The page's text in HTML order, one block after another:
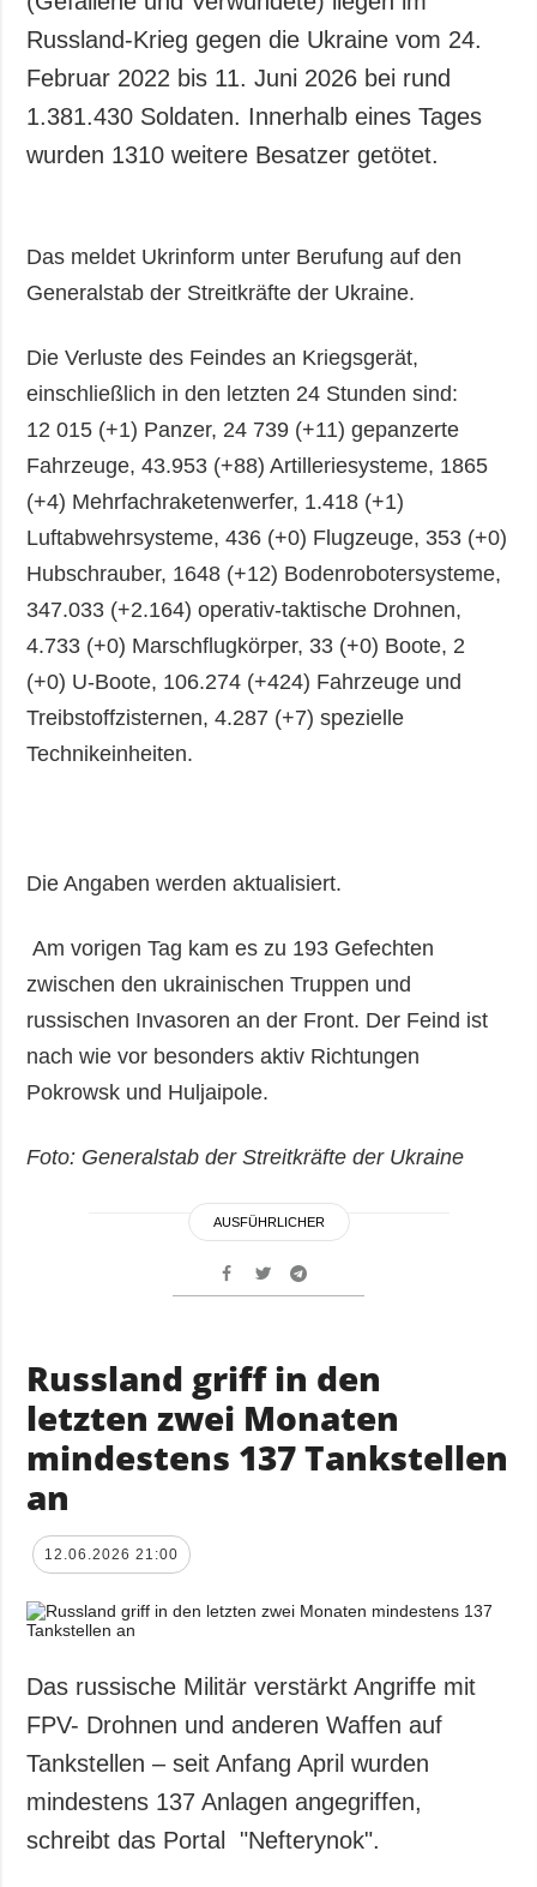
Russland-Krieg gegen die Ukraine vom 24.
Februar 2022 bis 11. Juni 2026 bei rund
1.381.430 Soldaten. Innerhalb eines Tages
wurden 1310 weitere Besatzer getötet.
Das meldet Ukrinform unter Berufung auf den
Generalstab der Streitkräfte der Ukraine.
Die Verluste des Feindes an Kriegsgerät,
einschließlich in den letzten 24 Stunden sind:
12 015 (+1) Panzer, 24 739 (+11) gepanzerte
Fahrzeuge, 43.953 (+88) Artilleriesysteme, 1865
(+4) Mehrfachraketenwerfer, 1.418 (+1)
Luftabwehrsysteme, 436 (+0) Flugzeuge, 353 (+0)
Hubschrauber, 1648 (+12) Bodenrobotersysteme,
347.033 (+2.164) operativ-taktische Drohnen,
4.733 (+0) Marschflugkörper, 33 (+0) Boote, 2
(+0) U-Boote, 106.274 (+424) Fahrzeuge und
Treibstoffzisternen, 4.287 (+7) spezielle
Technikeinheiten.
Die Angaben werden aktualisiert.
Am vorigen Tag kam es zu 193 Gefechten
zwischen den ukrainischen Truppen und
russischen Invasoren an der Front. Der Feind ist
nach wie vor besonders aktiv Richtungen
Pokrowsk und Huljaipole.
Foto: Generalstab der Streitkräfte der Ukraine
AUSFÜHRLICHER
Russland griff in den
letzten zwei Monaten
mindestens 137 Tankstellen
an
12.06.2026 21:00
Das russische Militär verstärkt Angriffe mit
FPV- Drohnen und anderen Waffen auf
Tankstellen – seit Anfang April wurden
mindestens 137 Anlagen angegriffen,
schreibt das Portal "Nefterynok".